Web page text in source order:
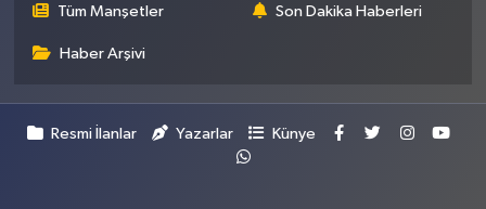
Tüm Manşetler Son Dakika Haberleri
Haber Arşivi
Resmi İlanlar Yazarlar Künye